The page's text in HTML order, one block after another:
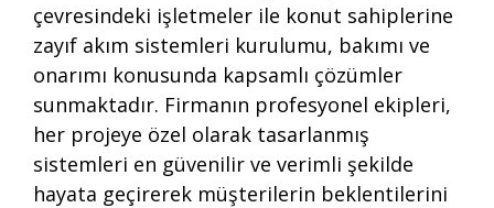
çevresindeki işletmeler ile konut sahiplerine
zayıf akım sistemleri kurulumu, bakımı ve
onarımı konusunda kapsamlı çözümler
sunmaktadır. Firmanın profesyonel ekipleri,
her projeye özel olarak tasarlanmış
sistemleri en güvenilir ve verimli şekilde
hayata geçirerek müşterilerin beklentilerini